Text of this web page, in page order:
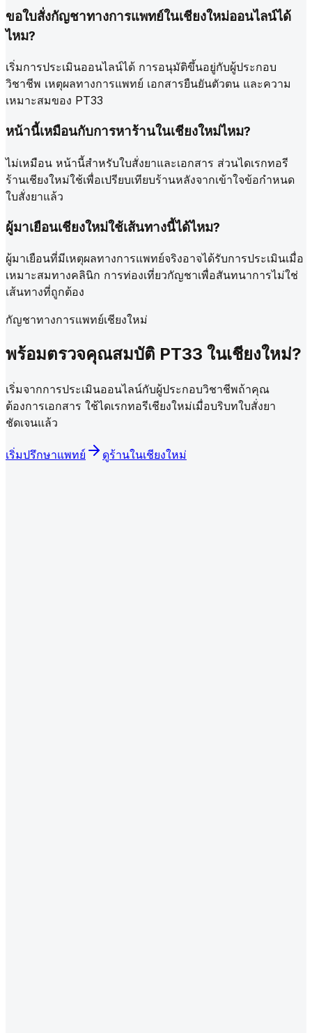
ขอใบสั่งกัญชาทางการแพทย์ในเชียงใหม่ออนไลน์ได้
ไหม?
เริ่มการประเมินออนไลน์ได้ การอนุมัติขึ้นอยู่กับผู้ประกอบ
วิชาชีพ เหตุผลทางการแพทย์ เอกสารยืนยันตัวตน และความ
เหมาะสมของ PT33
หน้านี้เหมือนกับการหาร้านในเชียงใหม่ไหม?
ไม่เหมือน หน้านี้สำหรับใบสั่งยาและเอกสาร ส่วนไดเรกทอรี
ร้านเชียงใหม่ใช้เพื่อเปรียบเทียบร้านหลังจากเข้าใจข้อกำหนด
ใบสั่งยาแล้ว
ผู้มาเยือนเชียงใหม่ใช้เส้นทางนี้ได้ไหม?
ผู้มาเยือนที่มีเหตุผลทางการแพทย์จริงอาจได้รับการประเมินเมื่อ
เหมาะสมทางคลินิก การท่องเที่ยวกัญชาเพื่อสันทนาการไม่ใช่
เส้นทางที่ถูกต้อง
กัญชาทางการแพทย์เชียงใหม่
พร้อมตรวจคุณสมบัติ PT33 ในเชียงใหม่?
เริ่มจากการประเมินออนไลน์กับผู้ประกอบวิชาชีพถ้าคุณ
ต้องการเอกสาร ใช้ไดเรกทอรีเชียงใหม่เมื่อบริบทใบสั่งยา
ชัดเจนแล้ว
เริ่มปรึกษาแพทย์ ดูร้านในเชียงใหม่